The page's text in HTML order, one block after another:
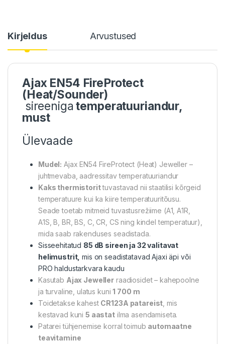
Kirjeldus Arvustused
Ajax EN54 FireProtect
(Heat/Sounder)
sireeniga temperatuuriandur,
must
Ülevaade
Mudel: Ajax EN54 FireProtect (Heat) Jeweller –
juhtmevaba, aadressitav temperatuuriandur
Kaks thermistorittuvastavad nii staatilisi kõrgeid
temperatuure kui ka kiire temperatuuritõusu.
Seade toetab mitmeid tuvastusrežiime (A1, A1R,
A1S, B, BR, BS, C, CR, CS ning kindel temperatuur),
mida saab rakenduses seadistada.
Sisseehitatud 85 dB sireen ja 32 valitavat
helimustrit, mis on seadistatavad Ajaxi äpi või
PRO haldustarkvara kaudu
Kasutab Ajax Jeweller raadiosidet – kahepoolne
ja turvaline, ulatus kuni1 700 m
Toidetakse kahest CR123A patareist , mis
kestavad kuni5 aastatilma asendamiseta.
Patarei tühjenemise korral toimub automaatne
teavitamine